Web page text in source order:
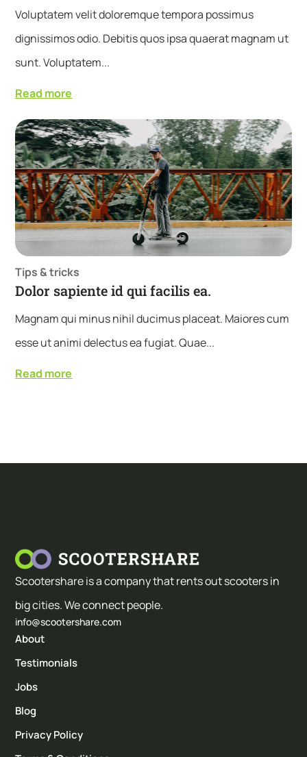
Voluptatem velit doloremque tempora possimus
dignissimos odio. Debitis quos ipsa quaerat magnam ut
sunt. Voluptatem...
Read more
Tips & tricks
Dolor sapiente id qui facilis ea.
Magnam qui minus nihil ducimus placeat. Maiores cum
esse ut animi delectus ea fugiat. Quae...
Read more
Scootershare is a company that rents out scooters in
big cities. We connect people.
info@scootershare.com
About
Testimonials
Jobs
Blog
Privacy Policy